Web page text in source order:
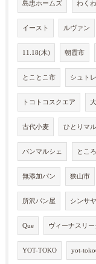
島忠ホームズ わく
イースト ルヴァン
11.18(木) 朝霞市
とことこ市 シュト
トコトコスクエア
古代小麦 ひとりマ
パンマルシェ とこ
無添加パン 狭山市
所沢パン屋 シンサ
Que ヴィーナスリー
YOT-TOKO yot-